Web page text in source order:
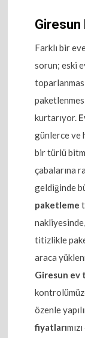
Giresun
Farklı bir
sorun; eski
kurtarıyor.
günlerce ve
bir türlü
çabalarına
geldiğinde
paketleme
titizlikle
araca
Giresun ev
özenle
fiyatları